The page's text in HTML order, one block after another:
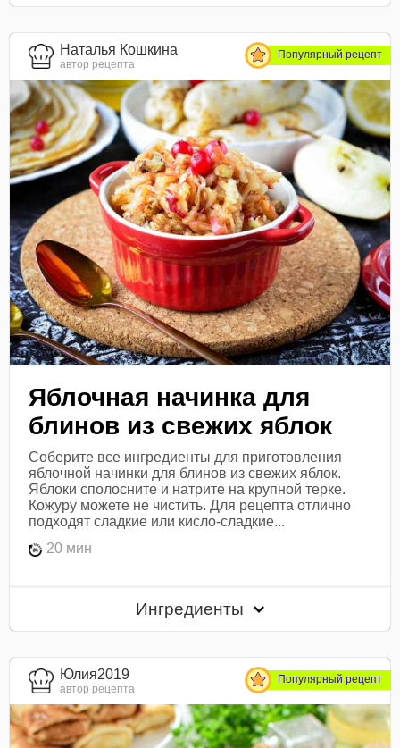
Наталья Кошкина
автор рецепта
Популярный рецепт
Яблочная начинка для
блинов из свежих яблок
Соберите все ингредиенты для приготовления
яблочной начинки для блинов из свежих яблок.
Яблоки сполосните и натрите на крупной терке.
Кожуру можете не чистить. Для рецепта отлично
подходят сладкие или кисло-сладкие...
20 мин
Ингредиенты
Юлия2019
автор рецепта
Популярный рецепт